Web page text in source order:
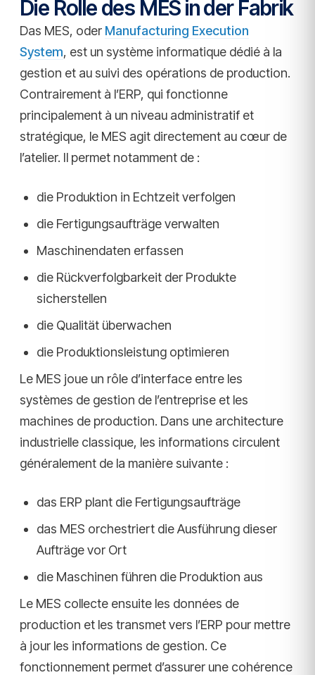
Die Rolle des MES in der Fabrik
Das MES, oder Manufacturing Execution
System, est un système informatique dédié à la
gestion et au suivi des opérations de production.
Contrairement à l’ERP, qui fonctionne
principalement à un niveau administratif et
stratégique, le MES agit directement au cœur de
l’atelier. Il permet notamment de :
die Produktion in Echtzeit verfolgen
die Fertigungsaufträge verwalten
Maschinendaten erfassen
die Rückverfolgbarkeit der Produkte
sicherstellen
die Qualität überwachen
die Produktionsleistung optimieren
Le MES joue un rôle d’interface entre les
systèmes de gestion de l’entreprise et les
machines de production. Dans une architecture
industrielle classique, les informations circulent
généralement de la manière suivante :
das ERP plant die Fertigungsaufträge
das MES orchestriert die Ausführung dieser
Aufträge vor Ort
die Maschinen führen die Produktion aus
Le MES collecte ensuite les données de
production et les transmet vers l’ERP pour mettre
à jour les informations de gestion. Ce
fonctionnement permet d’assurer une cohérence